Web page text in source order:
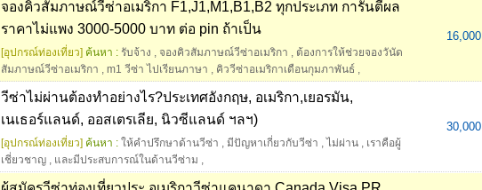
จองคิวสัมภาษณ์วีซ่าอเมริกา F1,J1,M1,B1,B2 ทุกประเภท การันตีผล
ราคาไม่แพง 3000-5000 บาท ต่อ pin ถ้าเป็น
[อุปกรณ์ท่องเที่ยว] ค้นหา : รับจ้าง , จองคิวสัมภาษณ์วีซ่าอเมริกา , ต้องการให้ช่วยจองวันัด
สัมภาษณ์วีซ่าอเมริกา , m1 วีซ่า ไปเรียนภาษา , คิววีซ่าอเมริกาเดือนกุมภาพันธ์ ,
16,000
วีซ่าไม่ผ่านต้องทำอย่างไร?ประเทศอังกฤษ, อเมริกา,เยอรมัน,
เนเธอร์แลนด์, ออสเตรเลีย, นิวซีแลนด์ ฯลฯ)
[อุปกรณ์ท่องเที่ยว] ค้นหา : ให้คำปรึกษาด้านวีซ่า , มีปัญหาเกี่ยวกับวีซ่า , ไม่ผ่าน , เราคือผู้
เชี่ยวชาญ , และมีประสบการณ์ในด้านวีซ่าม ,
30,000